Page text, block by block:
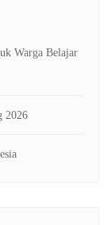
Warga Belajar
2026